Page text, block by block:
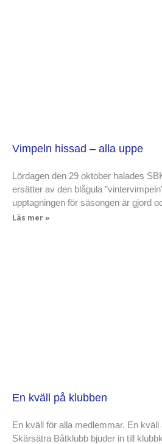
Vimpeln hissad – alla uppe
Lördagen den 29 oktober halades
ersätter av den blågula
upptagningen för säsongen är gjord
Läs mer »
En kväll på klubben
En kväll för alla medlemmar. En kväll
Skärsätra Båtklubb bjuder in till